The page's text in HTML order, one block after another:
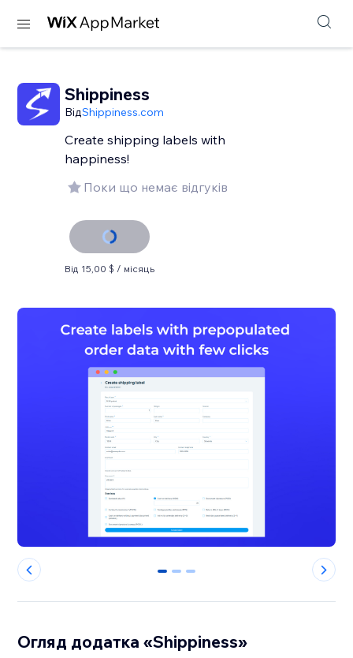
Shippiness
ВідShippiness.com
Create shipping labels with
happiness!
Поки що немає відгуків
Від 15,00 $ / місяць
0 1 2
Огляд додатка «Shippiness»